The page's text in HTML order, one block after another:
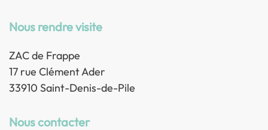
Nous rendre visite
ZAC de Frappe
17 rue Clément Ader
33910 Saint-Denis-de-Pile
Nous contacter